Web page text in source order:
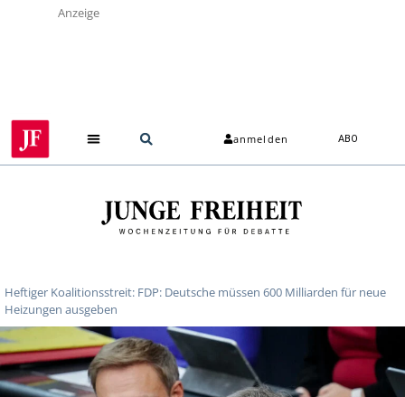
Anzeige
anmelden ABO
Heftiger Koalitionsstreit: FDP: Deutsche müssen 600 Milliarden für neue
Heizungen ausgeben